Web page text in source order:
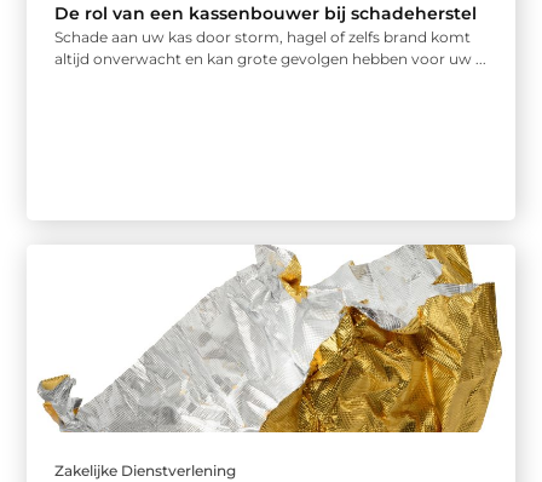
De rol van een kassenbouwer bij schadeherstel
Schade aan uw kas door storm, hagel of zelfs brand komt
altijd onverwacht en kan grote gevolgen hebben voor uw ...
Zakelijke Dienstverlening